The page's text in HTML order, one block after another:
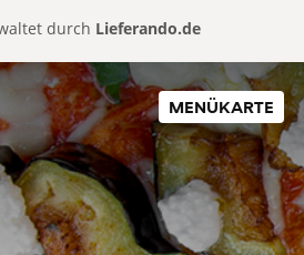
durch Lieferando.de
MENÜKARTE